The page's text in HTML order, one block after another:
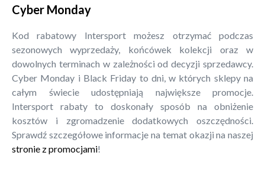
Cyber Monday
Kod rabatowy Intersport możesz otrzymać podczas
sezonowych wyprzedaży, końcówek kolekcji oraz w
dowolnych terminach w zależności od decyzji sprzedawcy.
Cyber Monday i Black Friday to dni, w których sklepy na
całym świecie udostępniają największe promocje.
Intersport rabaty to doskonały sposób na obniżenie
kosztów i zgromadzenie dodatkowych oszczędności.
Sprawdź szczegółowe informacje na temat okazji na naszej
stronie z promocjami!